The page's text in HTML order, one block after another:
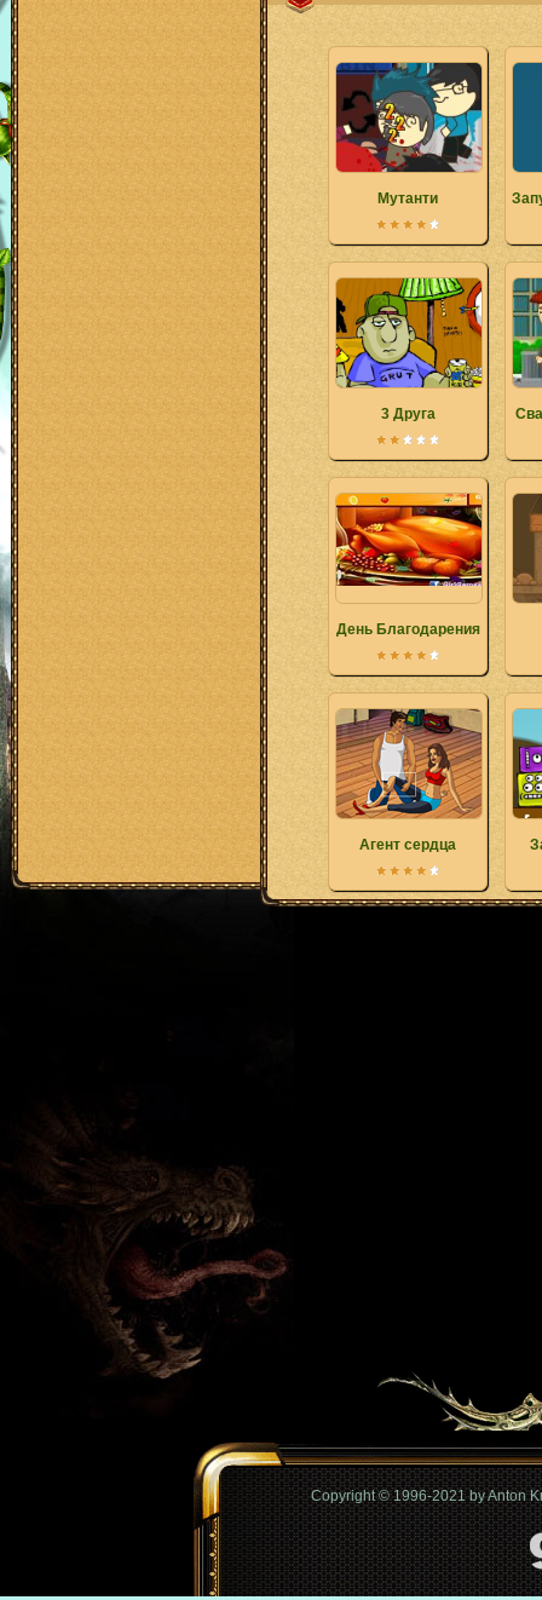
Мутанти
3 Друга
День Благодарения
Агент сердца
Copyright © 1996-2021 by Anton